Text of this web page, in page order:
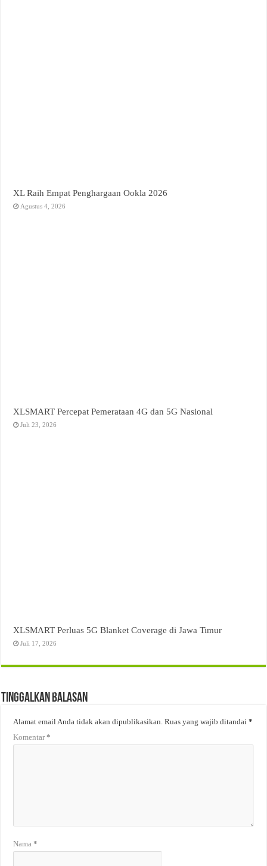
XL Raih Empat Penghargaan Ookla 2026
Agustus 4, 2026
XLSMART Percepat Pemerataan 4G dan 5G Nasional
Juli 23, 2026
XLSMART Perluas 5G Blanket Coverage di Jawa Timur
Juli 17, 2026
Tinggalkan Balasan
Alamat email Anda tidak akan dipublikasikan. Ruas yang wajib ditandai*
Komentar*
Nama*